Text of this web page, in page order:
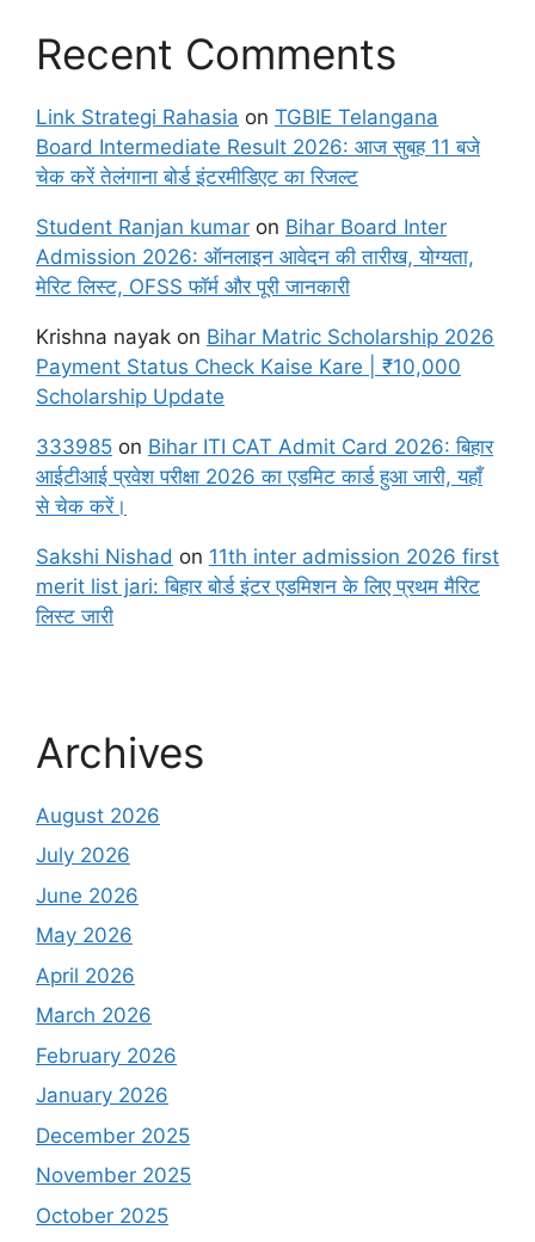
Recent Comments
Link Strategi Rahasia on TGBIE Telangana
Board Intermediate Result 2026: आज सुबह 11 बजे
चेक करें तेलंगाना बोर्ड इंटरमीडिएट का रिजल्ट
Student Ranjan kumar on Bihar Board Inter
Admission 2026: ऑनलाइन आवेदन की तारीख, योग्यता,
मेरिट लिस्ट, OFSS फॉर्म और पूरी जानकारी
Krishna nayak on Bihar Matric Scholarship 2026
Payment Status Check Kaise Kare | ₹10,000
Scholarship Update
333985 on Bihar ITI CAT Admit Card 2026: बिहार
आईटीआई प्रवेश परीक्षा 2026 का एडमिट कार्ड हुआ जारी, यहाँ
से चेक करें।
Sakshi Nishad on 11th inter admission 2026 first
merit list jari: बिहार बोर्ड इंटर एडमिशन के लिए प्रथम मैरिट
लिस्ट जारी
Archives
August 2026
July 2026
June 2026
May 2026
April 2026
March 2026
February 2026
January 2026
December 2025
November 2025
October 2025